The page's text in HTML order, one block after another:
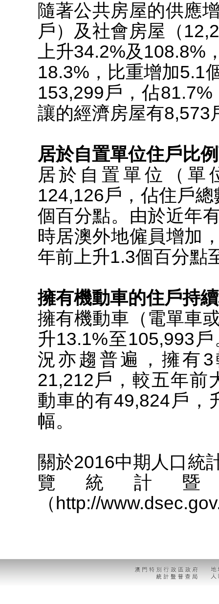
隨著公共房屋的供應
戶）及社會房屋（
上升34.2%及108.8%
18.3%，比重增加5.1
153,299戶，佔
讓的經濟房屋有8,573
居於自置單位住戶比
居於自置單位（單
124,126戶，佔住戶
個百分點。由於近年
時居澳外地僱員增加
年前上升1.3個百分點
擁有機動車的住戶持
擁有機動車（電單車
升13.1%至105,993
況亦趨普遍，擁有
21,212戶，較五年前
動車的有49,824戶，
幅。
關於2016中期人口統
覽統計
（http://